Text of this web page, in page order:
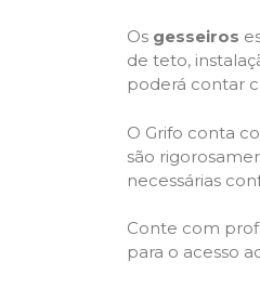
Os gesseiros
de teto,
poderá contar
O Grifo conta
são
necessárias
Conte com
para o acesso